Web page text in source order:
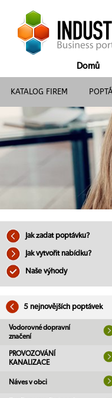
Domů
KATALOG FIREM
Jak zadat poptávku?
Jak vytvořit nabídku?
Naše výhody
5 nejnovějších poptávek
Vodorovné dopravní
značení
PROVOZOVÁNÍ
KANALIZACE
Náves v obci